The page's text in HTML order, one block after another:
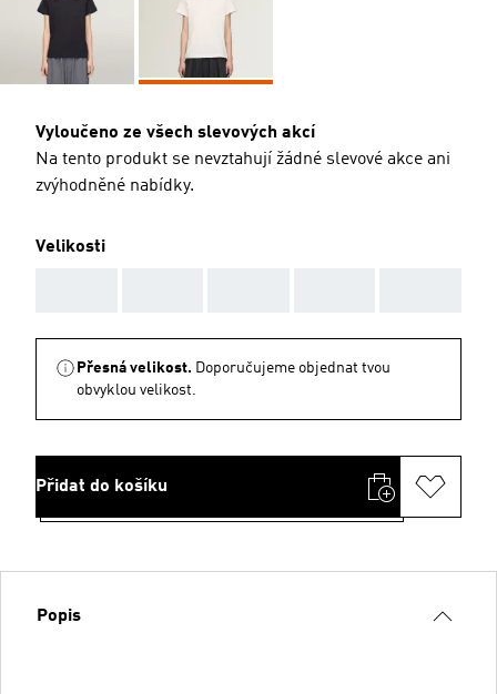
Vyloučeno ze všech slevových akcí
Na tento produkt se nevztahují žádné slevové akce ani
zvýhodněné nabídky.
Velikosti
Přesná velikost. Doporučujeme objednat tvou
obvyklou velikost.
Přidat do košíku
Popis